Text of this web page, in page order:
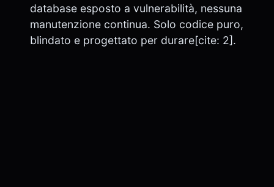
database esposto a vulnerabilità, nessuna
manutenzione continua. Solo codice puro,
blindato e progettato per durare[cite: 2].